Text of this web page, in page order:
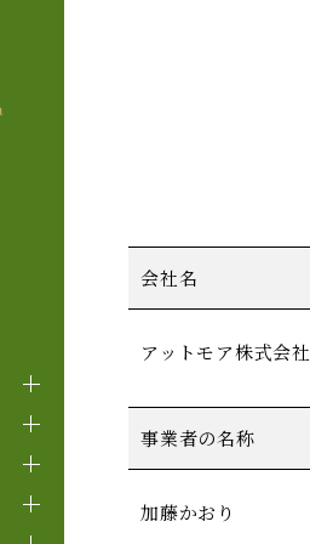
会社名
アットモア株式会社
事業者の名称
加藤かおり